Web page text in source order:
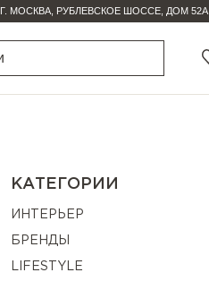
Г. МОСКВА, РУБЛЕВСКОЕ ШОССЕ, ДОМ 52А
КАТЕГОРИИ
ИНТЕРЬЕР
БРЕНДЫ
LIFESTYLE